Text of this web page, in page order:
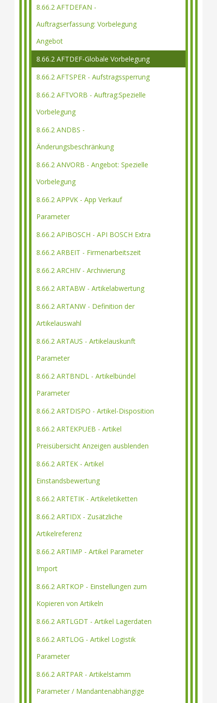
8.66.2 AFTDEFAN -
Auftragserfassung: Vorbelegung
Angebot
8.66.2 AFTDEF-Globale Vorbelegung
8.66.2 AFTSPER - Aufstragssperrung
8.66.2 AFTVORB - Auftrag:Spezielle
Vorbelegung
8.66.2 ANDBS -
Änderungsbeschränkung
8.66.2 ANVORB - Angebot: Spezielle
Vorbelegung
8.66.2 APPVK - App Verkauf
Parameter
8.66.2 APIBOSCH - API BOSCH Extra
8.66.2 ARBEIT - Firmenarbeitszeit
8.66.2 ARCHIV - Archivierung
8.66.2 ARTABW - Artikelabwertung
8.66.2 ARTANW - Definition der
Artikelauswahl
8.66.2 ARTAUS - Artikelauskunft
Parameter
8.66.2 ARTBNDL - Artikelbündel
Parameter
8.66.2 ARTDISPO - Artikel-Disposition
8.66.2 ARTEKPUEB - Artikel
Preisübersicht Anzeigen ausblenden
8.66.2 ARTEK - Artikel
Einstandsbewertung
8.66.2 ARTETIK - Artikeletiketten
8.66.2 ARTIDX - Zusätzliche
Artikelreferenz
8.66.2 ARTIMP - Artikel Parameter
Import
8.66.2 ARTKOP - Einstellungen zum
Kopieren von Artikeln
8.66.2 ARTLGDT - Artikel Lagerdaten
8.66.2 ARTLOG - Artikel Logistik
Parameter
8.66.2 ARTPAR - Artikelstamm
Parameter / Mandantenabhängige